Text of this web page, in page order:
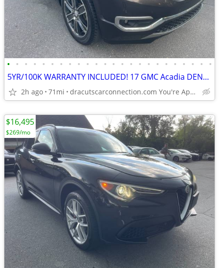
• • • • • • • • • • • • • • • • • • • • • • • •
5YR/100K WARRANTY INCLUDED! 17 GMC Acadia DENALI AWD! ONLY 71K! LOADED
2h ago 71mi dracutscarconnection.com You're Approved! $1500 Down $65/WK
$16,495
$269/mo